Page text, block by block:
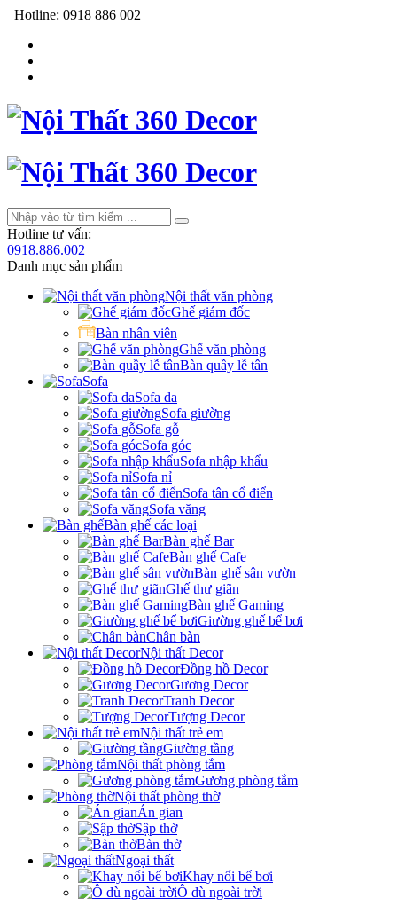
Hotline: 0918 886 002
Hotline tư vấn:
0918.886.002
Danh mục sản phẩm
Nội thất văn phòng
Ghế giám đốc
Bàn nhân viên
Ghế văn phòng
Bàn quầy lễ tân
Sofa
Sofa da
Sofa giường
Sofa gỗ
Sofa góc
Sofa nhập khẩu
Sofa nỉ
Sofa tân cổ điển
Sofa văng
Bàn ghế các loại
Bàn ghế Bar
Bàn ghế Cafe
Bàn ghế sân vườn
Ghế thư giãn
Bàn ghế Gaming
Giường ghế bể bơi
Chân bàn
Nội thất Decor
Đồng hồ Decor
Gương Decor
Tranh Decor
Tượng Decor
Nội thất trẻ em
Giường tầng
Nội thất phòng tắm
Gương phòng tắm
Nội thất phòng thờ
Án gian
Sập thờ
Bàn thờ
Ngoại thất
Khay nổi bể bơi
Ô dù ngoài trời